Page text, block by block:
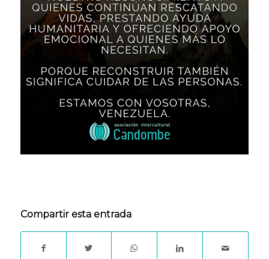
Compartir esta entrada